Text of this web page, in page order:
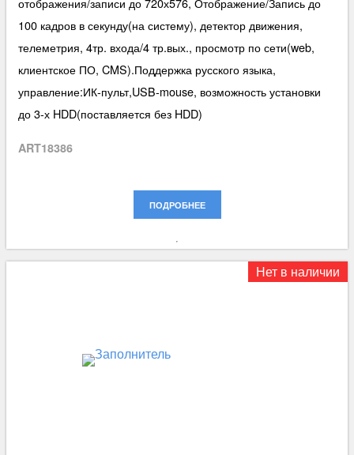
100 кадров в секунду(на систему), детектор движения,
телеметрия, 4тр. входа/4 тр.вых., просмотр по сети(web,
клиентское ПО, CMS).Поддержка русского языка,
управление:ИК-пульт,USB-mouse, возможность установки
до 3-х HDD(поставляется без HDD)
ART18386
ПОДРОБНЕЕ
Нет в наличии